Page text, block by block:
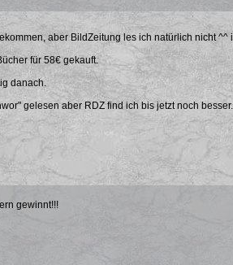
aber BildZeitung les ich natürlich nicht ^^
für 58€ gekauft.
danach.
gelesen aber RDZ find ich bis jetzt noch besser.
gewinnt!!!